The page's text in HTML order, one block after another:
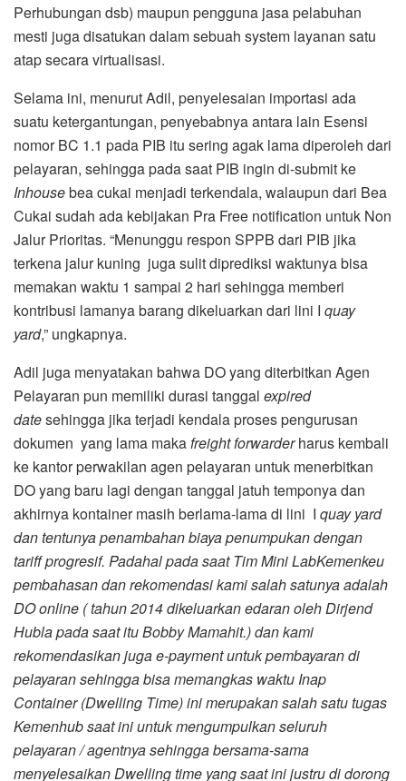
Perhubungan dsb) maupun pengguna jasa pelabuhan
mesti juga disatukan dalam sebuah system layanan satu
atap secara virtualisasi.
Selama ini, menurut Adil, penyelesaian importasi ada
suatu ketergantungan, penyebabnya antara lain Esensi
nomor BC 1.1 pada PIB itu sering agak lama diperoleh dari
pelayaran, sehingga pada saat PIB ingin di-submit ke
Inhousebea cukai menjadi terkendala, walaupun dari Bea
Cukai sudah ada kebijakan Pra Free notification untuk Non
Jalur Prioritas. “Menunggu respon SPPB dari PIB jika
terkena jalur kuning juga sulit diprediksi waktunya bisa
memakan waktu 1 sampai 2 hari sehingga memberi
kontribusi lamanya barang dikeluarkan dari lini I quay
yard,” ungkapnya.
Adil juga menyatakan bahwa DO yang diterbitkan Agen
Pelayaran pun memiliki durasi tanggal expired
datesehingga jika terjadi kendala proses pengurusan
dokumen yang lama makafreight forwarderharus kembali
ke kantor perwakilan agen pelayaran untuk menerbitkan
DO yang baru lagi dengan tanggal jatuh temponya dan
akhirnya kontainer masih berlama-lama di lini I quay yard
dan tentunya penambahan biaya penumpukan dengan
tariff progresif. Padahal pada saat Tim Mini LabKemenkeu
pembahasan dan rekomendasi kami salah satunya adalah
DO online ( tahun 2014 dikeluarkan edaran oleh Dirjend
Hubla pada saat itu Bobby Mamahit.) dan kami
rekomendasikan juga e-payment untuk pembayaran di
pelayaran sehingga bisa memangkas waktu Inap
Container (Dwelling Time) ini merupakan salah satu tugas
Kemenhub saat ini untuk mengumpulkan seluruh
pelayaran / agentnya sehingga bersama-sama
menyelesaikan Dwelling time yang saat ini justru di dorong